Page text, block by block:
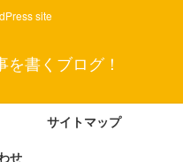
site
書くブログ！
サイトマップ
せ